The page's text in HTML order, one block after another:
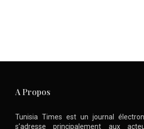
A Propos
Tunisia Times est un journal
s’adresse principalement aux